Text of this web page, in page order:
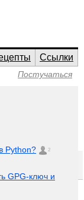
Ссылки
Постучаться
активность
Python? 2
GPG-ключ и